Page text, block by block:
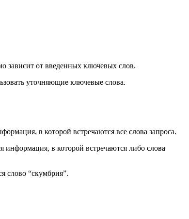
зависит от введенных ключевых слов.
уточняющие ключевые слова.
в которой встречаются все слова запроса.
в которой встречаются либо слова
слово “скумбрия”.